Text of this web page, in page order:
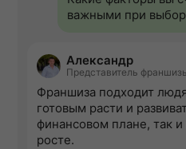
важными при
Александр
Представитель
Франшиза подходит
готовым расти и
финансовом плане, так
росте.